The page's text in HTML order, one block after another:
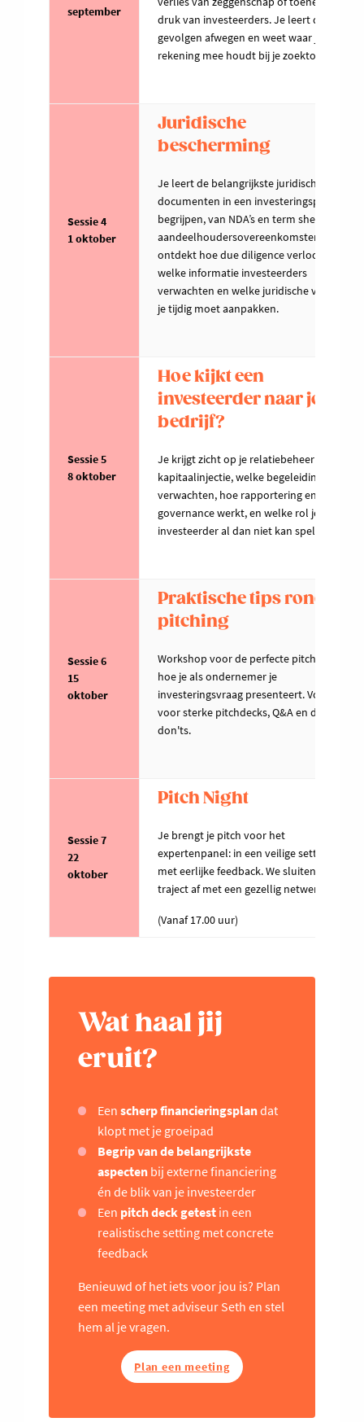
september
druk van investeerders. Je leert deze
gevolgen afwegen en weet waar je best
rekening mee houdt bij je zoektocht.
Sessie 4
1 oktober
Juridische
bescherming
Je leert de belangrijkste juridische
documenten in een investeringsproces
begrijpen, van NDA’s en term sheets tot
aandeelhoudersovereenkomsten. Je
ontdekt hoe due diligence verloopt,
welke informatie investeerders
verwachten en welke juridische valkuilen
je tijdig moet aanpakken.
Sessie 5
8 oktober
Hoe kijkt een
investeerder naar jouw
bedrijf?
Je krijgt zicht op je relatiebeheer na de
kapitaalinjectie, welke begeleiding je mag
verwachten, hoe rapportering en
governance werkt, en welke rol je
investeerder al dan niet kan spelen.
Sessie 6
15
oktober
Praktische tips rond
pitching
Workshop voor de perfecte pitch: leer
hoe je als ondernemer je
investeringsvraag presenteert. Vol tips
voor sterke pitchdecks, Q&A en do's &
don'ts.
Sessie 7
22
oktober
Pitch Night
Je brengt je pitch voor het
expertenpanel: in een veilige setting en
met eerlijke feedback. We sluiten dit
traject af met een gezellig netwerkdiner.
(Vanaf 17.00 uur)
Wat haal jij
eruit?
Een scherp financieringsplandat
klopt met je groeipad
Begrip van de belangrijkste
aspecten bij externe financiering
én de blik van je investeerder
Een pitch deck getest in een
realistische setting met concrete
feedback
Benieuwd of het iets voor jou is? Plan
een meeting met adviseur Seth en stel
hem al je vragen.
Plan een meeting